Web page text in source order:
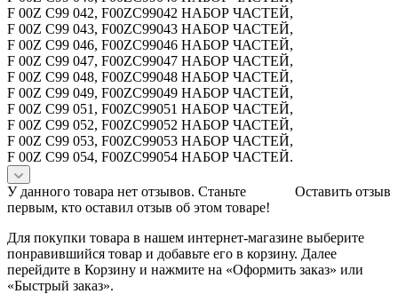
F 00Z C99 042, F00ZC99042 НАБОР ЧАСТЕЙ,
F 00Z C99 043, F00ZC99043 НАБОР ЧАСТЕЙ,
F 00Z C99 046, F00ZC99046 НАБОР ЧАСТЕЙ,
F 00Z C99 047, F00ZC99047 НАБОР ЧАСТЕЙ,
F 00Z C99 048, F00ZC99048 НАБОР ЧАСТЕЙ,
F 00Z C99 049, F00ZC99049 НАБОР ЧАСТЕЙ,
F 00Z C99 051, F00ZC99051 НАБОР ЧАСТЕЙ,
F 00Z C99 052, F00ZC99052 НАБОР ЧАСТЕЙ,
F 00Z C99 053, F00ZC99053 НАБОР ЧАСТЕЙ,
F 00Z C99 054, F00ZC99054 НАБОР ЧАСТЕЙ.
Оставить отзыв
У данного товара нет отзывов. Станьте
первым, кто оставил отзыв об этом товаре!
Для покупки товара в нашем интернет-магазине выберите
понравившийся товар и добавьте его в корзину. Далее
перейдите в Корзину и нажмите на «Оформить заказ» или
«Быстрый заказ».